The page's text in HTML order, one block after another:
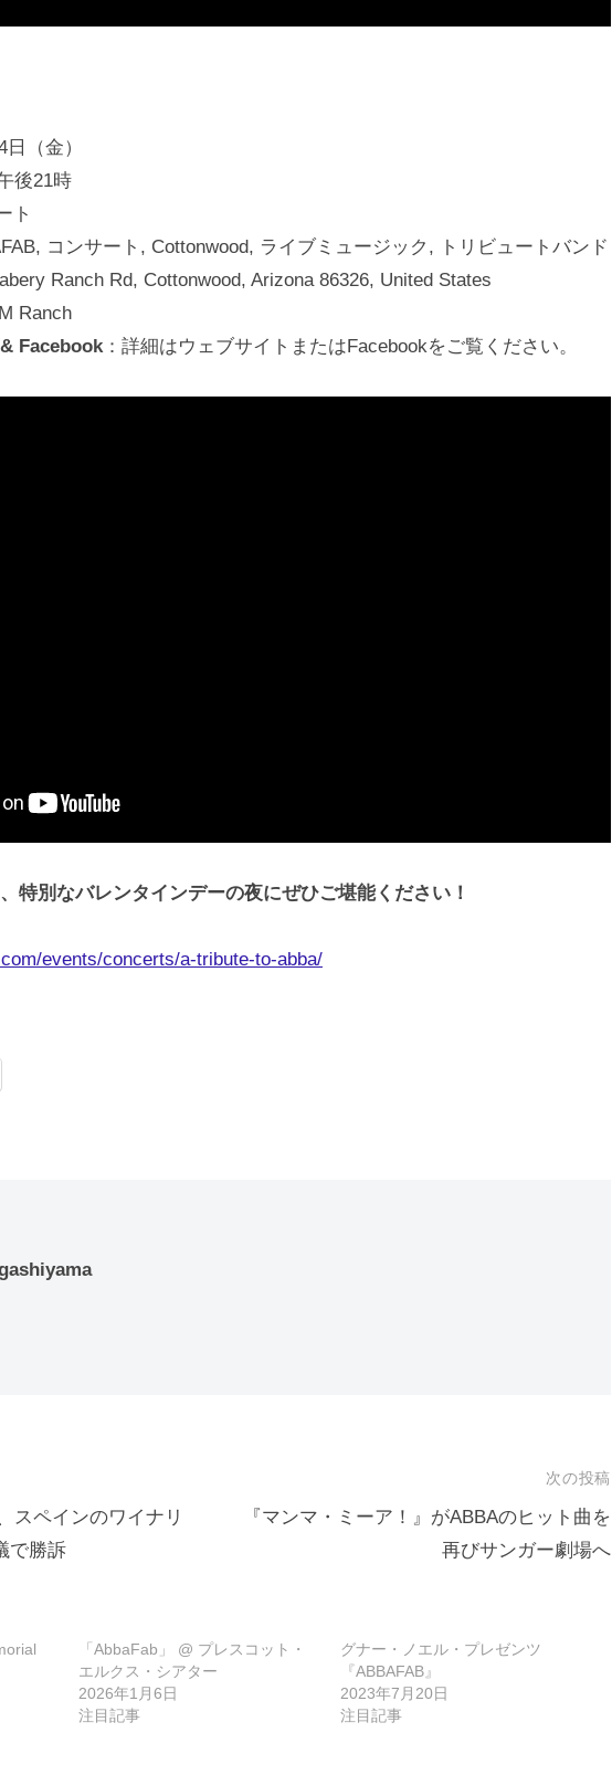
（金）
後21時
ト
コンサート, Cottonwood, ライブミュージック, トリビュートバンド
Ranch Rd, Cottonwood, Arizona 86326, United States
Ranch
Facebook：詳細はウェブサイトまたはFacebookをご覧ください。
特別なバレンタインデーの夜にぜひご堪能ください！
events/concerts/a-tribute-to-abba/
スペインのワイナリ
で勝訴
次の投稿
『マンマ・ミーア！』がABBAのヒット曲を
再びサンガー劇場へ
「AbbaFab」 @ プレスコット・
エルクス・シアター
2026年1月6日
注目記事
グナー・ノエル・プレゼンツ
『ABBAFAB』
2023年7月20日
注目記事